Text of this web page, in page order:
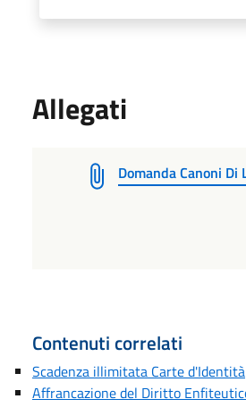
Allegati
Domanda Canoni Di
Contenuti correlati
Scadenza illimitata Carte d'Identità
Affrancazione del Diritto